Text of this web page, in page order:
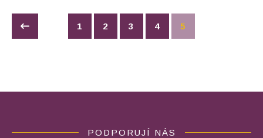
1 2 3 4 5
PODPORUJÍ NÁS